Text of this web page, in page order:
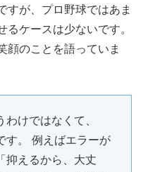
すが、プロ野球ではあま
るケースは少ないです。
顔のことを語っていま
けではなくて、
す。 例えばエラーが
抑えるから、大丈